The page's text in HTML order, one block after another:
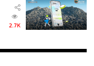
2.7K